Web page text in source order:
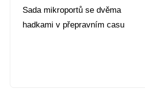
Sada mikroportů se dvěma
hadkami v přepravním casu